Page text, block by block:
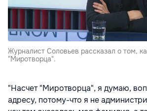
Журналист Соловьев рассказал о том,
"Миротворца".
"Насчет "Миротворца", я думаю,
адресу, потому-что я не